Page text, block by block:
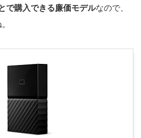
で購入できる廉価モデルなので、